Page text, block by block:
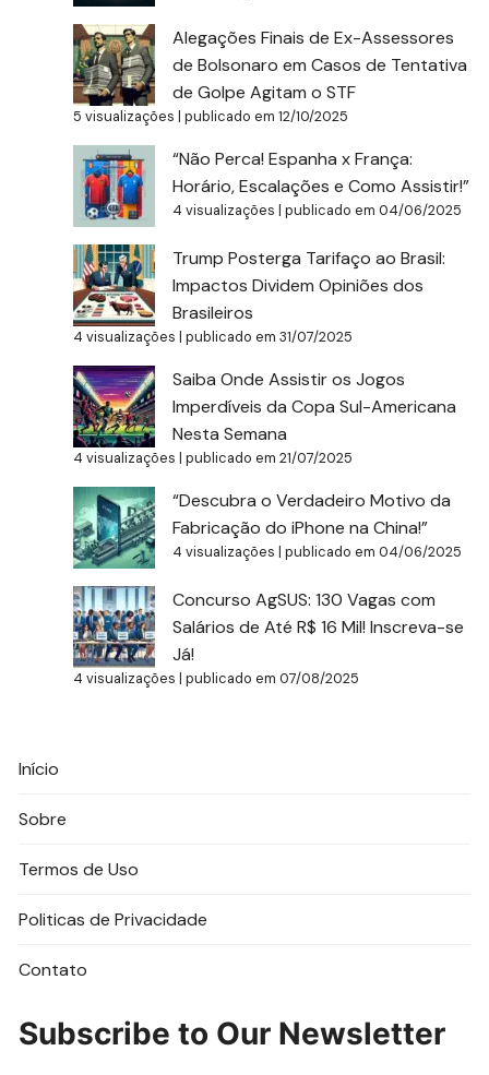
Alegações Finais de Ex-Assessores
de Bolsonaro em Casos de Tentativa
de Golpe Agitam o STF
5 visualizações |publicado em 12/10/2025
“Não Perca! Espanha x França:
Horário, Escalações e Como Assistir!”
4 visualizações |publicado em 04/06/2025
Trump Posterga Tarifaço ao Brasil:
Impactos Dividem Opiniões dos
Brasileiros
4 visualizações |publicado em 31/07/2025
Saiba Onde Assistir os Jogos
Imperdíveis da Copa Sul-Americana
Nesta Semana
4 visualizações |publicado em 21/07/2025
“Descubra o Verdadeiro Motivo da
Fabricação do iPhone na China!”
4 visualizações |publicado em 04/06/2025
Concurso AgSUS: 130 Vagas com
Salários de Até R$ 16 Mil! Inscreva-se
Já!
4 visualizações |publicado em 07/08/2025
Início
Sobre
Termos de Uso
Politicas de Privacidade
Contato
Subscribe to Our Newsletter